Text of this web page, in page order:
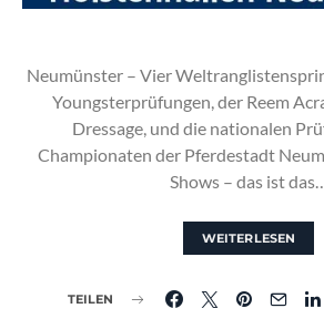
Neumünster – Vier
Youngsterprüfungen, der Reem
Dressage, und die nationalen
Championaten der Pferdestadt
Shows – das ist
WEITERLESEN
TEILEN